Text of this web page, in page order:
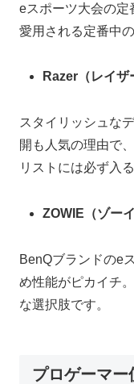
eスポーツ大会の定
愛用される定番中の
Razer（レイザ
スタイリッシュな
開も人気の理由で
リストには必ず入
ZOWIE（ゾーイ
BenQブランドのe
め性能がピカイチ
な選択肢です。
プロゲーマー